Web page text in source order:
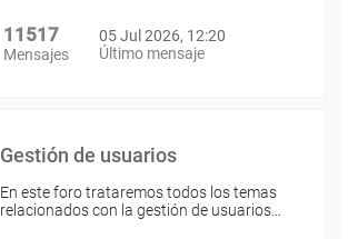
11517
Mensajes
05 Jul 2026, 12:20
Último mensaje
Gestión de usuarios
En este foro trataremos todos los temas
relacionados con la gestión de usuarios…